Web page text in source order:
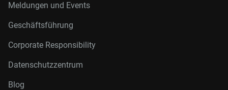
Meldungen und Events
Geschäftsführung
Corporate Responsibility
Datenschutzzentrum
Blog